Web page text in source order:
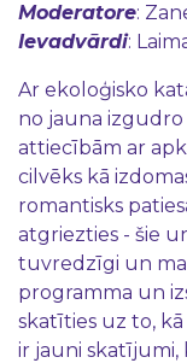
Moderatore:
Ievadvārdi:
Ar ekoloģisko
no jauna izgudro
attiecībām ar
cilvēks kā
romantisks
atgriezties - šie
tuvredzīgi un
programma un
skatīties uz to,
ir jauni skatījumi,